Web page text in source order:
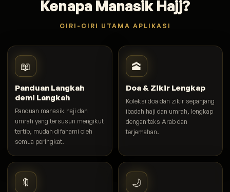
Kenapa Manasik Hajj?
CIRI-CIRI UTAMA APLIKASI
📖
Panduan Langkah
demi Langkah
Panduan manasik haji dan
umrah yang tersusun mengikut
tertib, mudah difahami oleh
semua peringkat.
🕋
Doa & Zikir Lengkap
Koleksi doa dan zikir sepanjang
ibadah haji dan umrah, lengkap
dengan teks Arab dan
terjemahan.
🔖 🌙